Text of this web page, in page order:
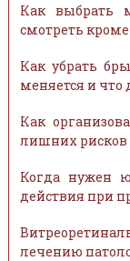
Как выбрать
смотреть
Как убрать
меняется и что
Как
лишних рисков
Когда нужен
действия при
лечению